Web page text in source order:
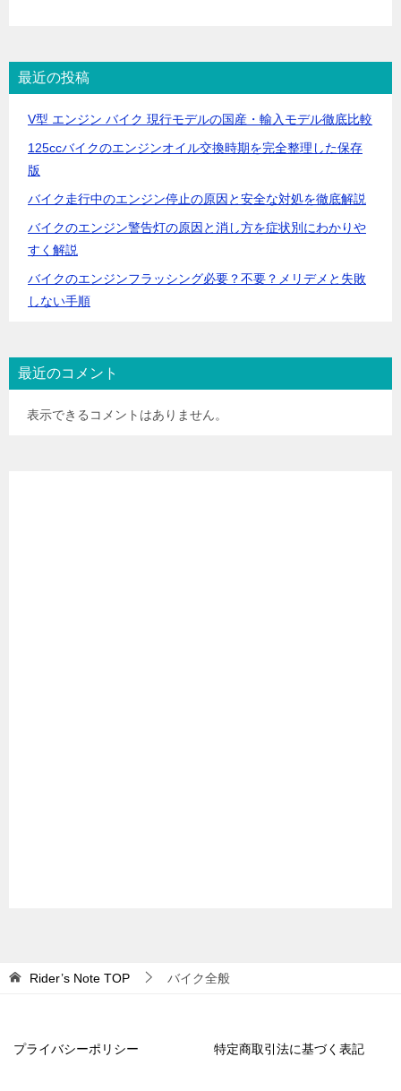
最近の投稿
V型 エンジン バイク 現行モデルの国産・輸入モデル徹底比較
125ccバイクのエンジンオイル交換時期を完全整理した保存
版
バイク走行中のエンジン停止の原因と安全な対処を徹底解説
バイクのエンジン警告灯の原因と消し方を症状別にわかりや
すく解説
バイクのエンジンフラッシング必要？不要？メリデメと失敗
しない手順
最近のコメント
表示できるコメントはありません。
Rider’s Note TOP バイク全般
プライバシーポリシー 特定商取引法に基づく表記